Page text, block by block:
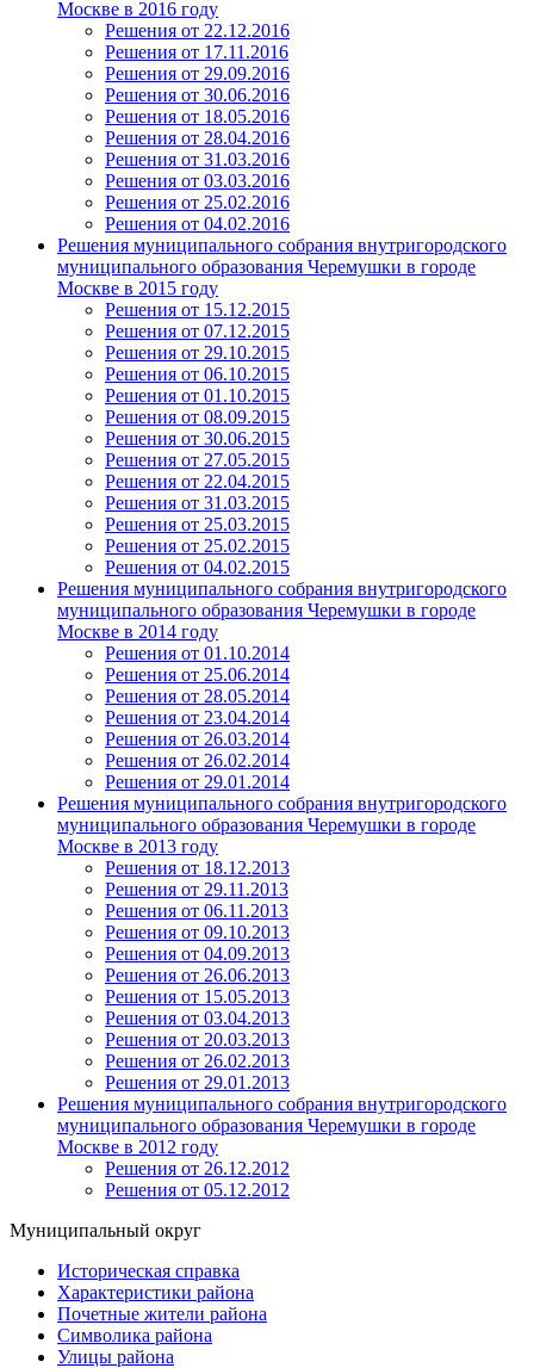
Москве в 2016 году
Решения от 22.12.2016
Решения от 17.11.2016
Решения от 29.09.2016
Решения от 30.06.2016
Решения от 18.05.2016
Решения от 28.04.2016
Решения от 31.03.2016
Решения от 03.03.2016
Решения от 25.02.2016
Решения от 04.02.2016
Решения муниципального собрания внутригородского
муниципального образования Черемушки в городе
Москве в 2015 году
Решения от 15.12.2015
Решения от 07.12.2015
Решения от 29.10.2015
Решения от 06.10.2015
Решения от 01.10.2015
Решения от 08.09.2015
Решения от 30.06.2015
Решения от 27.05.2015
Решения от 22.04.2015
Решения от 31.03.2015
Решения от 25.03.2015
Решения от 25.02.2015
Решения от 04.02.2015
Решения муниципального собрания внутригородского
муниципального образования Черемушки в городе
Москве в 2014 году
Решения от 01.10.2014
Решения от 25.06.2014
Решения от 28.05.2014
Решения от 23.04.2014
Решения от 26.03.2014
Решения от 26.02.2014
Решения от 29.01.2014
Решения муниципального собрания внутригородского
муниципального образования Черемушки в городе
Москве в 2013 году
Решения от 18.12.2013
Решения от 29.11.2013
Решения от 06.11.2013
Решения от 09.10.2013
Решения от 04.09.2013
Решения от 26.06.2013
Решения от 15.05.2013
Решения от 03.04.2013
Решения от 20.03.2013
Решения от 26.02.2013
Решения от 29.01.2013
Решения муниципального собрания внутригородского
муниципального образования Черемушки в городе
Москве в 2012 году
Решения от 26.12.2012
Решения от 05.12.2012
Муниципальный округ
Историческая справка
Характеристики района
Почетные жители района
Символика района
Улицы района